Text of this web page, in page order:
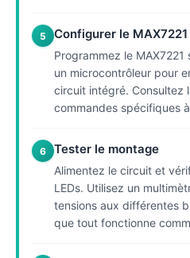
5 Configurer le MAX7221
Programmez le
un microcontrôleur pour
circuit intégré. Consultez
commandes spécifiques
6 Tester le montage
Alimentez le circuit et
LEDs. Utilisez un
tensions aux différentes
que tout fonctionne